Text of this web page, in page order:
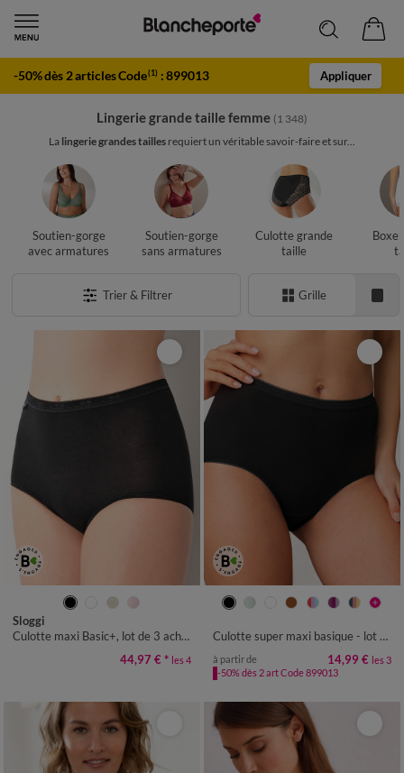
-50% dès 2 articles Code(1) :899013 Appliquer
Lingerie grande taille femme (1 348)
La lingerie grandes tailles requiert un véritable savoir-faire et sur...
Soutien-gorge
avec armatures
Soutien-gorge
sans armatures
Culotte grande
taille
Trier & Filtrer Grille
42 44 46 48
Sloggi
Culotte maxi Basic+, lot de 3 achetées +1 GRATUITE (1)
44,97 € * les 4
38/40 42/44 46/48
50/52
Culotte super maxi basique - lot de 3
à partir de 14,99 € les 3
-50% dès 2 art Code 899013